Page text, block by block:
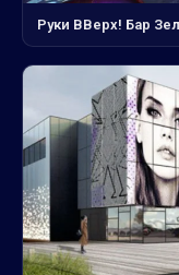
Руки ВВерх! Бар